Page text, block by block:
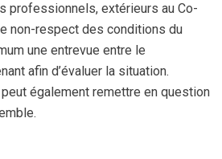
professionnels, extérieurs au Co-
non-respect des conditions du
une entrevue entre le
afin d’évaluer la situation.
également remettre en question